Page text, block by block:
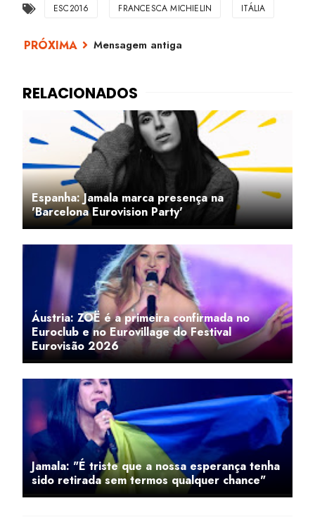
ESC2016 FRANCESCA MICHIELIN ITÁLIA
Mensagem antiga
Espanha: Jamala marca presença na
'Barcelona Eurovision Party'
Áustria: ZOË é a primeira confirmada no
Euroclub e no Eurovillage do Festival
Eurovisão 2026
Jamala: "É triste que a nossa esperança tenha
sido retirada sem termos qualquer chance"